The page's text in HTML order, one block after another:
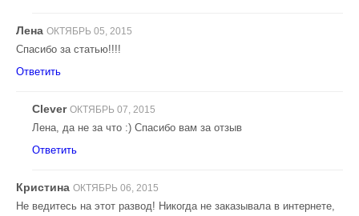
Лена ОКТЯБРЬ 05, 2015
Спасибо за статью!!!!
Ответить
Clever ОКТЯБРЬ 07, 2015
Лена, да не за что :) Спасибо вам за отзыв
Ответить
Кристина ОКТЯБРЬ 06, 2015
Не ведитесь на этот развод! Никогда не заказывала в интернете,